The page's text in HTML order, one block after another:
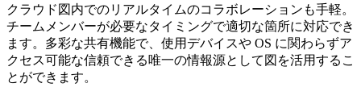
クラウド図内でのリアルタイムのコラボレーションも手軽。
チームメンバーが必要なタイミングで適切な箇所に対応でき
ます。多彩な共有機能で、使用デバイスや OS に関わらずア
クセス可能な信頼できる唯一の情報源として図を活用するこ
とができます。